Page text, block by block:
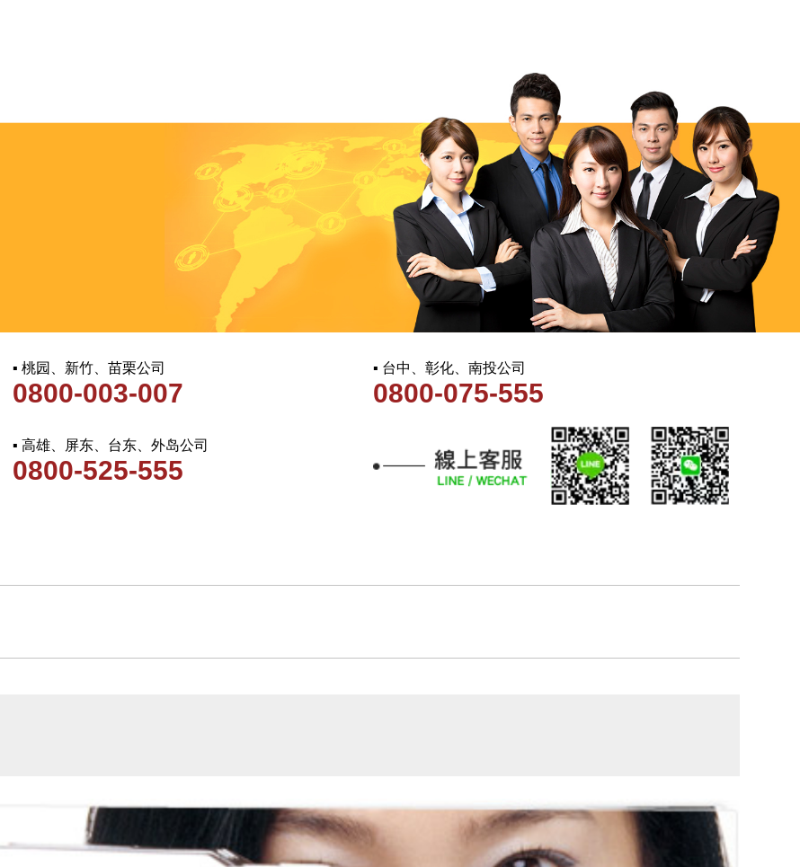
▪ 桃园、新竹、苗栗公司
0800-003-007
▪ 台中、彰化、南投公司
0800-075-555
▪ 高雄、屏东、台东、外岛公司
0800-525-555